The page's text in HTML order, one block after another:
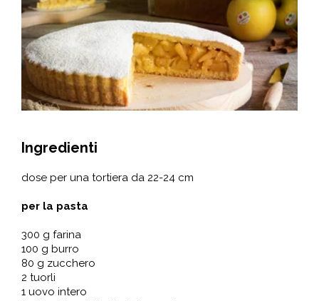
Ingredienti
dose per una tortiera da 22-24 cm
per la pasta
300 g farina
100 g burro
80 g zucchero
2 tuorli
1 uovo intero